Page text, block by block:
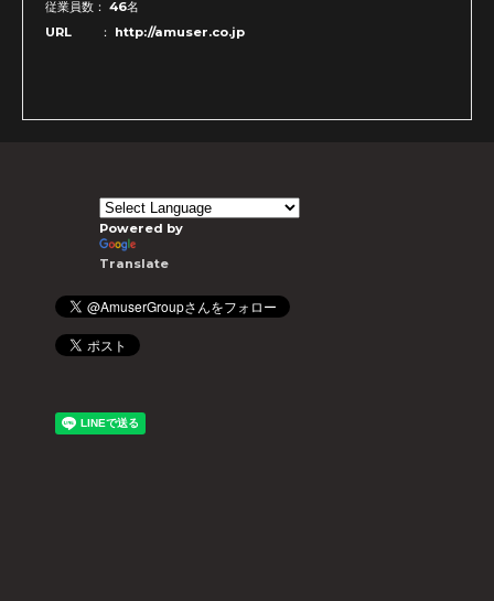
従業員数： 46名
URL ： http://amuser.co.jp
Powered by
Translate